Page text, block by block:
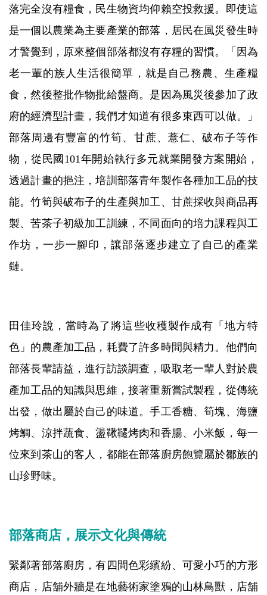
落完全沒有糧食，民生物資均仰賴空投救援。即使這
是一個以農業為主要產業的部落，居民在風災發生時
才警覺到，原來整個部落都沒有存糧的習慣。「因為
老一輩的族人生活很簡單，就是自己務農、生產糧
食，然後整批作物批給盤商。是因為風災後參加了政
府的經濟型計畫，我們才知道有很多東西可以做。」
部落周邊有豐富的竹筍、甘蔗、薏仁、破布子等作
物，從民國101年開始執行多元就業開發方案開始，
透過計畫的挹注，培訓部落青年製作各種加工品的技
能。竹筍與破布子的生產與加工、甘蔗採收與商品再
製、苦茶子初級加工訓練，不同面向的培力課程與工
作坊，一步一腳印，讓部落逐步建立了自己的產業
鏈。
田佳玲說，當時為了將這些收穫製作成有「地方特
色」的農產加工品，耗費了許多時間與精力。他們向
部落長輩請益，進行訪談調查，吸取老一輩人對於農
產加工品的知識與思維，接著重新嘗試製程，從傳統
出發，做出屬於自己的味道。手工香糖、筍塊、海鹽
烤鯛、涼拌蔬食、盪鞦韆烤肉和香腸、小米飯，每一
位來到茶山的客人，都能在部落廚房飽覽屬於鄒族的
山珍野味。
部落商店，展示文化與傳統
緊鄰著部落廚房，有四間色彩繽紛、可愛小巧的方形
商店，店舖外牆是在地藝術家塗鴉的山林鳥獸，店舖